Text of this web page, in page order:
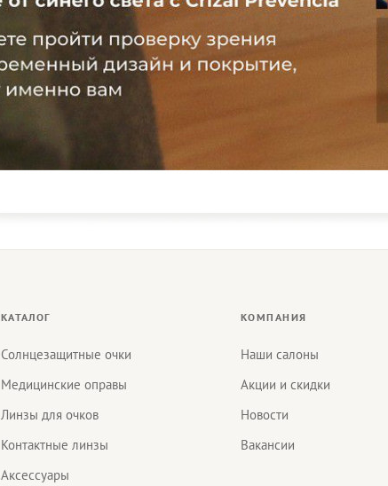
КАТАЛОГ
Солнцезащитные очки
Медицинские оправы
Линзы для очков
Контактные линзы
Аксессуары
КОМПАНИЯ
Наши салоны
Акции и скидки
Новости
Вакансии